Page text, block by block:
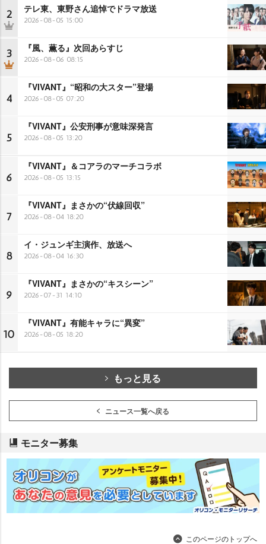
2 テレ東、東野さん追悼でドラマ放送
2026-08-05 15:00
3 『風、薫る』次回あらすじ
2026-08-06 08:15
4
『VIVANT』“昭和の大スター”登場
2026-08-05 07:20
5
『VIVANT』公安刑事が意味深発言
2026-08-05 13:20
6
『VIVANT』＆コアラのマーチコラボ
2026-08-05 13:15
7
『VIVANT』まさかの“伏線回収”
2026-08-04 18:20
8
イ・ジュンギ主演作、放送へ
2026-08-04 16:30
9
『VIVANT』まさかの“キスシーン”
2026-07-31 14:10
10
『VIVANT』有能キャラに“異変”
2026-08-05 18:20
もっと見る
ニュース一覧へ戻る
モニター募集
このページのトップへ